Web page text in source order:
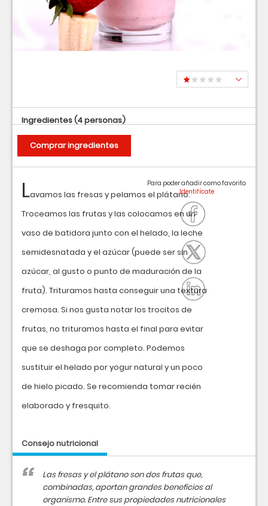
Lavamos las fresas y pelamos el plátano.
Troceamos las frutas y las colocamos en un
vaso de batidora junto con el helado, la leche
semidesnatada y el azúcar (puede ser sin
azúcar, al gusto o punto de maduración de la
fruta). Trituramos hasta conseguir una textura
cremosa. Si nos gusta notar los trocitos de
frutas, no trituramos hasta el final para evitar
que se deshaga por completo. Podemos
sustituir el helado por yogur natural y un poco
de hielo picado. Se recomienda tomar recién
elaborado y fresquito.
Consejo nutricional
Las fresas y el plátano son dos frutas que,
combinadas, aportan grandes beneficios al
organismo. Entre sus propiedades nutricionales
Para poder añadir como favorito
Ingredientes(4 personas)
Comprar ingredientes